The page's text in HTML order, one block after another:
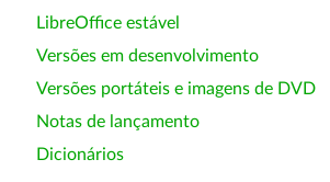
LibreOffice estável
Versões em desenvolvimento
Versões portáteis e imagens de DVD
Notas de lançamento
Dicionários